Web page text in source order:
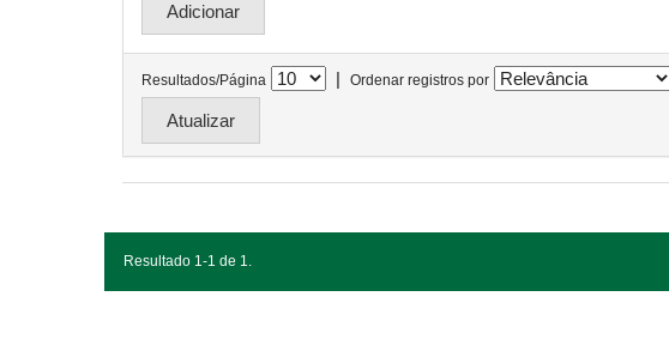
Resultados/Página | Ordenar registros por
Resultado 1-1 de 1.